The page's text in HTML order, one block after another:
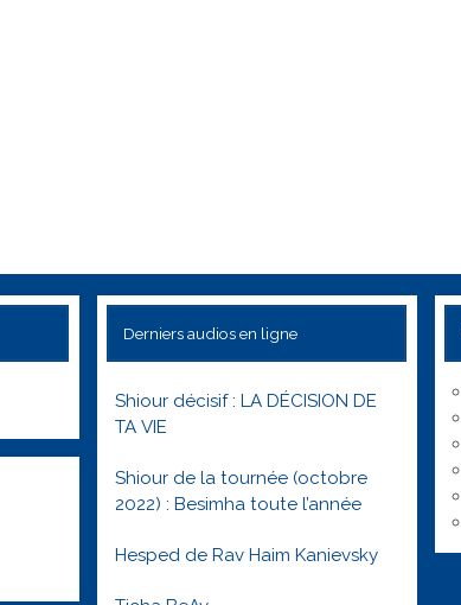
Derniers audios en ligne
Shiour décisif : LA DÉCISION DE
TA VIE
Shiour de la tournée (octobre
2022) : Besimha toute l’année
Hesped de Rav Haim Kanievsky